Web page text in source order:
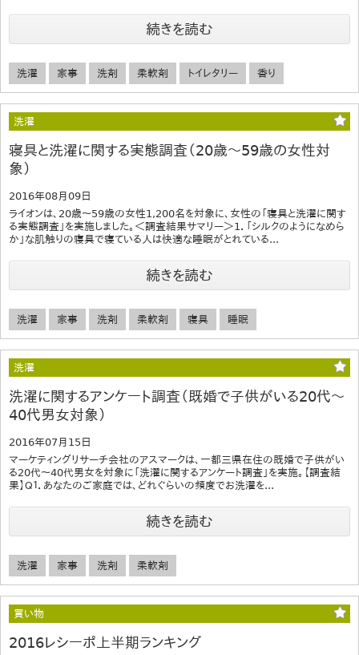
続きを読む
洗濯 家事 洗剤 柔軟剤 トイレタリー 香り
洗濯
寝具と洗濯に関する実態調査（20歳～59歳の女性対
象）
2016年08月09日
ライオンは、20歳～59歳の女性1,200名を対象に、女性の「寝具と洗濯に関す
る実態調査」を実施しました。＜調査結果サマリー＞1．「シルクのようになめら
か」な肌触りの寝具で寝ている人は快適な睡眠がとれている...
続きを読む
洗濯 家事 洗剤 柔軟剤 寝具 睡眠
洗濯
洗濯に関するアンケート調査（既婚で子供がいる20代～
40代男女対象）
2016年07月15日
マーケティングリサーチ会社のアスマークは、一都三県在住の既婚で子供がい
る20代～40代男女を対象に「洗濯に関するアンケート調査」を実施。【調査結
果】Ｑ１．あなたのご家庭では、どれぐらいの頻度でお洗濯を...
続きを読む
洗濯 家事 洗剤 柔軟剤
買い物
2016レシーポ上半期ランキング